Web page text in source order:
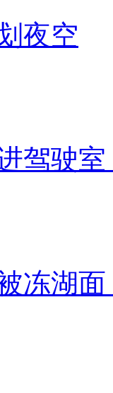
夜空
驾驶
冻湖